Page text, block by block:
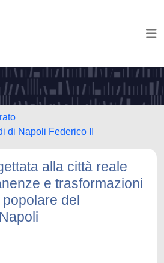
di Napoli Federico II
alla città reale
e trasformazioni
del